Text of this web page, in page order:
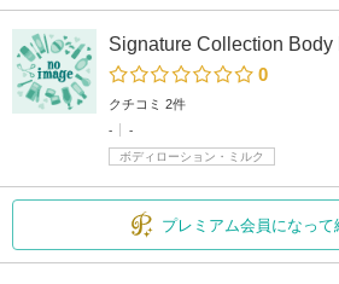
Signature Collection Body
0
クチコミ 2件
-
-
ボディローション・ミルク
プレミアム会員になって